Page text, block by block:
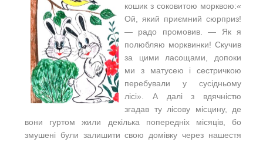
кошик з соковитою морквою:«
Ой, який приємний сюрприз!
— радо промовив. — Як я
полюбляю морквинки! Скучив
за цими ласощами, допоки
ми з матусею і сестричкою
перебували у сусідньому
лісі». А далі з вдячністю
згадав ту лісову місцину, де
вони гуртом жили декілька попередніх місяців, бо
змушені були залишити свою домівку через нашестя